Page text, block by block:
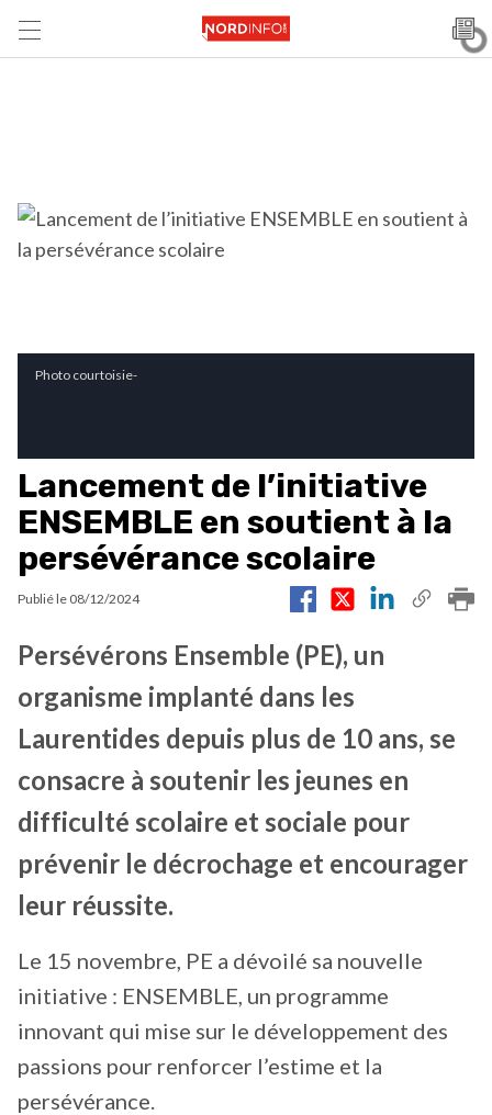
Photo courtoisie-
Lancement de l’initiative
ENSEMBLE en soutient à la
persévérance scolaire
Publié le 08/12/2024
Persévérons Ensemble (PE), un
organisme implanté dans les
Laurentides depuis plus de 10 ans, se
consacre à soutenir les jeunes en
difficulté scolaire et sociale pour
prévenir le décrochage et encourager
leur réussite.
Le 15 novembre, PE a dévoilé sa nouvelle
initiative : ENSEMBLE, un programme
innovant qui mise sur le développement des
passions pour renforcer l’estime et la
persévérance.